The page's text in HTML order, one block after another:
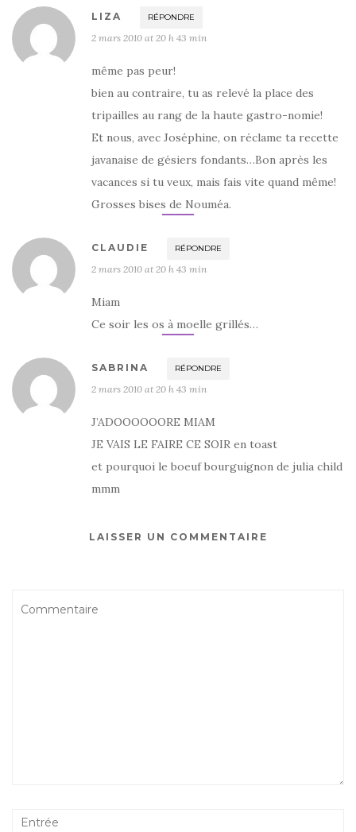
LIZA RÉPONDRE
2 mars 2010 at 20 h 43 min
même pas peur!
bien au contraire, tu as relevé la place des
tripailles au rang de la haute gastro-nomie!
Et nous, avec Joséphine, on réclame ta recette
javanaise de gésiers fondants…Bon après les
vacances si tu veux, mais fais vite quand même!
Grosses bises de Nouméa.
CLAUDIE RÉPONDRE
2 mars 2010 at 20 h 43 min
Miam
Ce soir les os à moelle grillés…
SABRINA RÉPONDRE
2 mars 2010 at 20 h 43 min
J’ADOOOOOORE MIAM
JE VAIS LE FAIRE CE SOIR en toast
et pourquoi le boeuf bourguignon de julia child
mmm
LAISSER UN COMMENTAIRE